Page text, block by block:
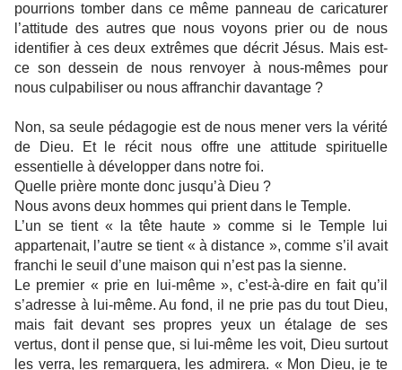
pourrions tomber dans ce même panneau de caricaturer
l’attitude des autres que nous voyons prier ou de nous
identifier à ces deux extrêmes que décrit Jésus. Mais est-
ce son dessein de nous renvoyer à nous-mêmes pour
nous culpabiliser ou nous affranchir davantage ?
Non, sa seule pédagogie est de nous mener vers la vérité
de Dieu. Et le récit nous offre une attitude spirituelle
essentielle à développer dans notre foi.
Quelle prière monte donc jusqu’à Dieu ?
Nous avons deux hommes qui prient dans le Temple.
L’un se tient « la tête haute » comme si le Temple lui
appartenait, l’autre se tient « à distance », comme s’il avait
franchi le seuil d’une maison qui n’est pas la sienne.
Le premier « prie en lui-même », c’est-à-dire en fait qu’il
s’adresse à lui-même. Au fond, il ne prie pas du tout Dieu,
mais fait devant ses propres yeux un étalage de ses
vertus, dont il pense que, si lui-même les voit, Dieu surtout
les verra, les remarquera, les admirera. « Mon Dieu, je te